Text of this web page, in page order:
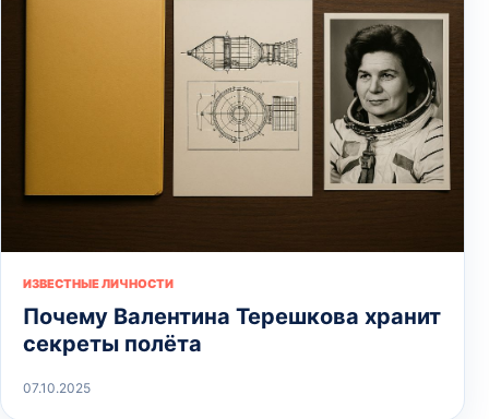
ИЗВЕСТНЫЕ ЛИЧНОСТИ
Почему Валентина Терешкова хранит
секреты полёта
07.10.2025